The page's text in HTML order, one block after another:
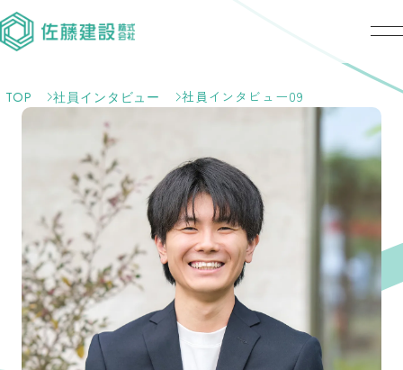
TOP 社員インタビュー 社員インタビュー09